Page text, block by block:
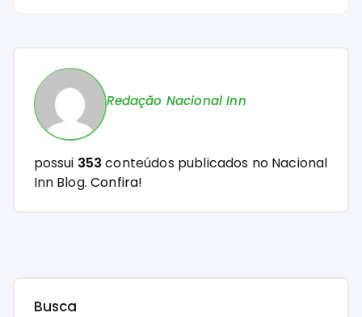
Redação Nacional Inn
possui 353 conteúdos publicados no Nacional
Inn Blog.Confira!
Busca